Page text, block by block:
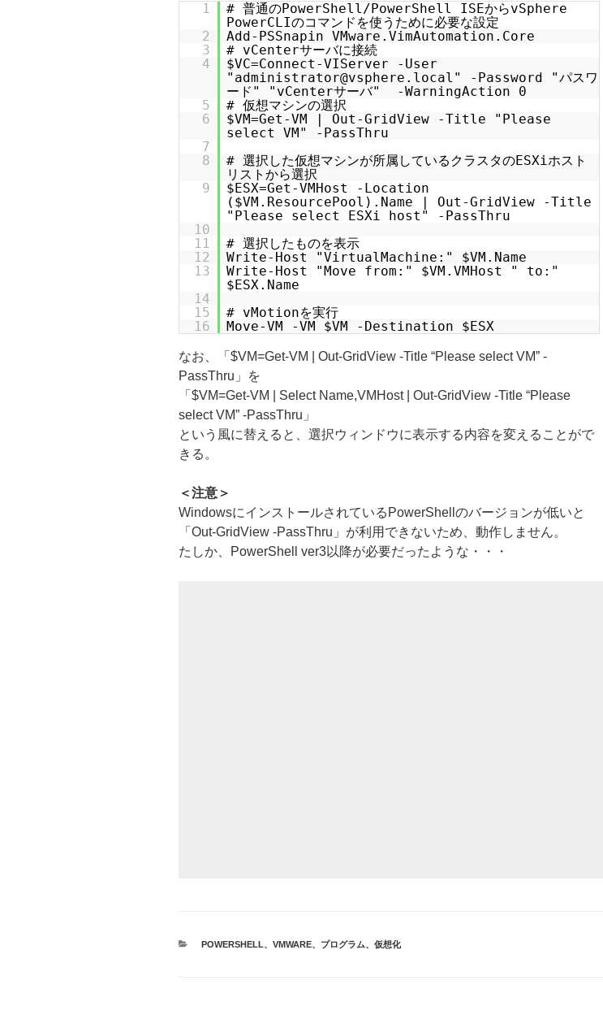
1
# 普通のPowerShell/PowerShell ISEからvSphere
PowerCLIのコマンドを使うために必要な設定
2
Add-PSSnapin VMware.VimAutomation.Core
3
# vCenterサーバに接続
4
$VC=Connect-VIServer -User
"administrator@vsphere.local" -Password "パスワ
ード" "vCenterサーバ" -WarningAction 0
5
# 仮想マシンの選択
6
$VM=Get-VM | Out-GridView -Title "Please
select VM" -PassThru
7
8
# 選択した仮想マシンが所属しているクラスタのESXiホスト
リストから選択
9
$ESX=Get-VMHost -Location
($VM.ResourcePool).Name | Out-GridView -Title
"Please select ESXi host" -PassThru
10
11
# 選択したものを表示
12
Write-Host "VirtualMachine:" $VM.Name
13
Write-Host "Move from:" $VM.VMHost " to:"
$ESX.Name
14
15
# vMotionを実行
16
Move-VM -VM $VM -Destination $ESX
なお、「$VM=Get-VM | Out-GridView -Title “Please select VM” -
PassThru」を
「$VM=Get-VM | Select Name,VMHost | Out-GridView -Title “Please
select VM” -PassThru」
という風に替えると、選択ウィンドウに表示する内容を変えることがで
きる。
＜注意＞
WindowsにインストールされているPowerShellのバージョンが低いと
「Out-GridView -PassThru」が利用できないため、動作しません。
たしか、PowerShell ver3以降が必要だったような・・・
カ
POWERSHELL、 VMWARE、 プログラム、 仮想化